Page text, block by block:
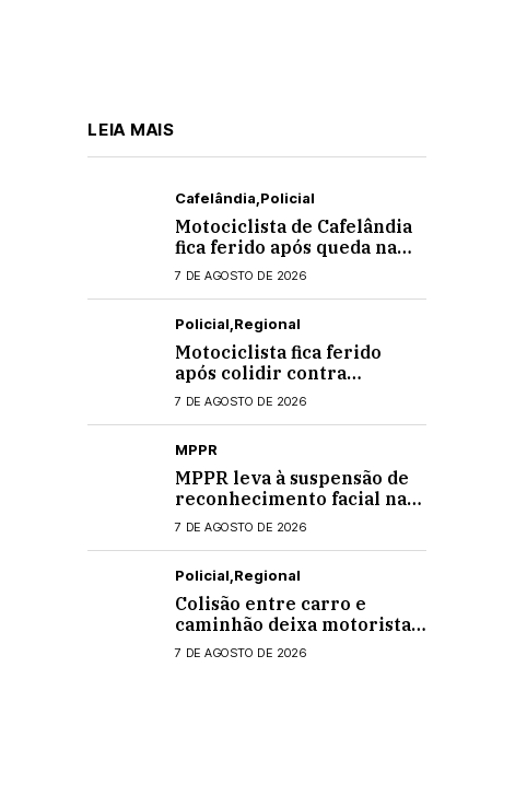
LEIA MAIS
Cafelândia Policial
Motociclista de Cafelândia
fica ferido após queda na
PR-180 em Quarto
7 DE AGOSTO DE 2026
Policial Regional
Motociclista fica ferido
após colidir contra
banheiro químico que caiu
7 DE AGOSTO DE 2026
MPPR
MPPR leva à suspensão de
reconhecimento facial nas
escolas estaduais
7 DE AGOSTO DE 2026
Policial Regional
Colisão entre carro e
caminhão deixa motorista
ferido na PR-495, em
7 DE AGOSTO DE 2026